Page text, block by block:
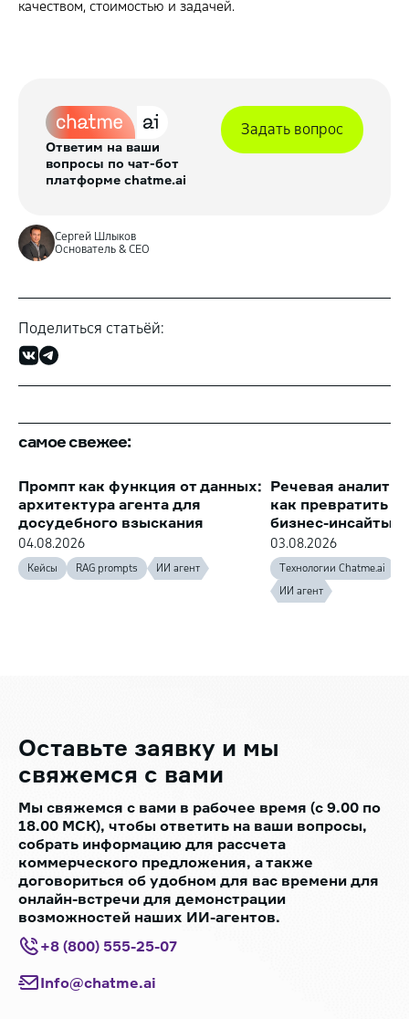
качеством, стоимостью и задачей.
Ответим на ваши
вопросы по чат-бот
платформе chatme.ai
Задать вопрос
Сергей Шлыков
Основатель & CEO
Поделиться статьёй:
самое свежее:
Промпт как функция от данных:
архитектура агента для
досудебного взыскания
04.08.2026
Кейсы RAG prompts ИИ агент
Речевая
как превратить
бизнес-инсайты
03.08.2026
Технологии Chatme.ai
ИИ агент
Оставьте заявку и мы
свяжемся с вами
Мы свяжемся с вами в рабочее время (с 9.00 по
18.00 МСК), чтобы ответить на ваши вопросы,
собрать информацию для рассчета
коммерческого предложения, а также
договориться об удобном для вас времени для
онлайн-встречи для демонстрации
возможностей наших ИИ-агентов.
+8 (800) 555-25-07
Info@chatme.ai